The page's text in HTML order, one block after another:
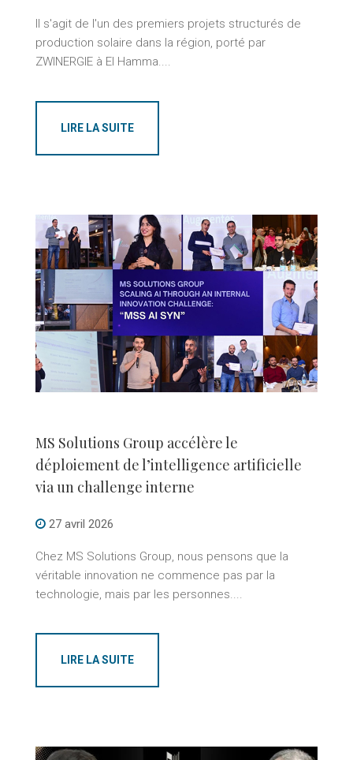
Il s'agit de l'un des premiers projets structurés de
production solaire dans la région, porté par
ZWINERGIE à El Hamma....
LIRE LA SUITE
MS Solutions Group accélère le
déploiement de l’intelligence artificielle
via un challenge interne
27 avril 2026
Chez MS Solutions Group, nous pensons que la
véritable innovation ne commence pas par la
technologie, mais par les personnes....
LIRE LA SUITE